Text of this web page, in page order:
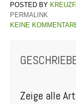
PERMALINK
KEINE
Zeige alle